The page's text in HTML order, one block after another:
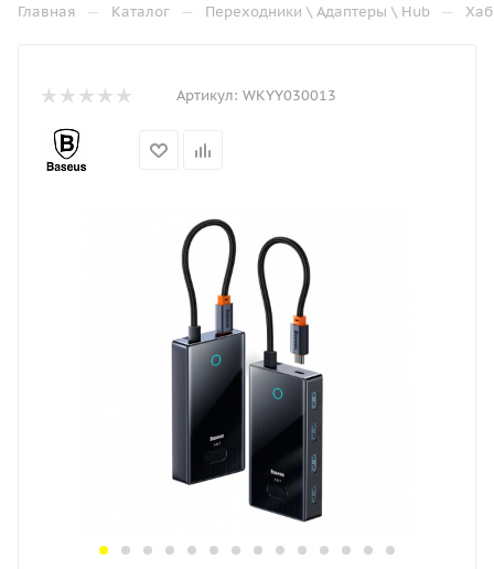
Главная — Каталог — Переходники \ Адаптеры \ Hub —
Артикул: WKYY030013